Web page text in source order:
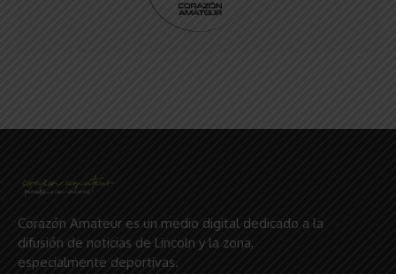
Corazón Amateur es un medio digital dedicado a la
difusión de noticias de Lincoln y la zona,
especialmente deportivas.